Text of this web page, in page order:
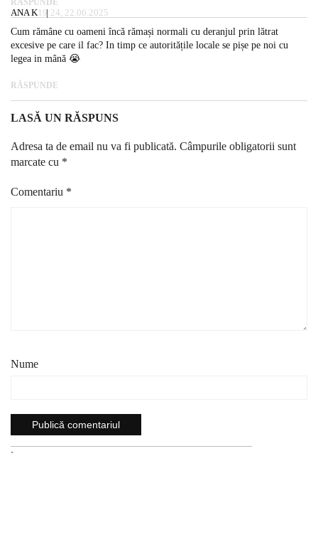
RĂSPUNDE
ANA K19:24, 22.06.2025
Cum rămâne cu oameni încă rămași normali cu deranjul prin lătrat
excesive pe care il fac? In timp ce autoritățile locale se pișe pe noi cu
legea in mână 😭
RĂSPUNDE
LASĂ UN RĂSPUNS
Adresa ta de email nu va fi publicată. Câmpurile obligatorii sunt
marcate cu *
Comentariu *
Nume
`